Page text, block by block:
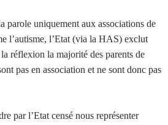
parole uniquement aux associations de
l’autisme, l’Etat (via la HAS) exclut
réflexion la majorité des parents de
pas en association et ne sont donc pas
par l’Etat censé nous représenter